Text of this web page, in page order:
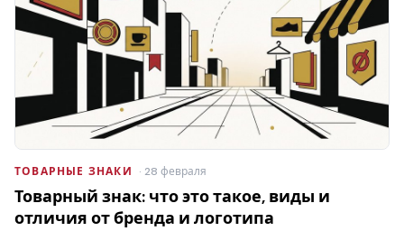
ТОВАРНЫЕ ЗНАКИ · 28 февраля
Товарный знак: что это такое, виды и
отличия от бренда и логотипа